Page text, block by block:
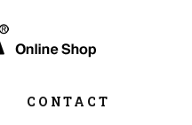
CONTACT